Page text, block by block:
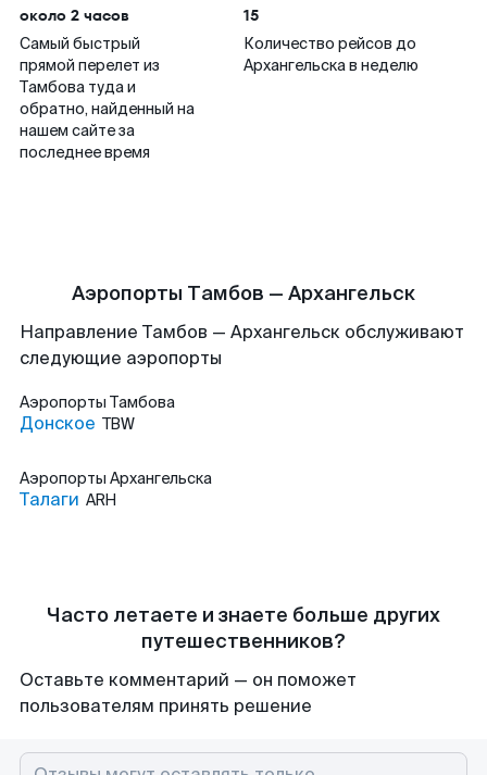
около 2 часов
Самый быстрый
прямой перелет из
Тамбова туда и
обратно, найденный на
нашем сайте за
последнее время
15
Количество рейсов до
Архангельска в неделю
Аэропорты Тамбов — Архангельск
Направление Тамбов — Архангельск обслуживают
следующие аэропорты
Аэропорты Тамбова
Донское TBW
Аэропорты Архангельска
Талаги ARH
Часто летаете и знаете больше других
путешественников?
Оставьте комментарий — он поможет
пользователям принять решение